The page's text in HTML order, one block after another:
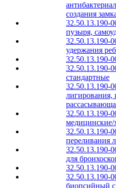
создания
32.50.13.190-
пузыря,
32.50.13.190-
удержания
32.50.13.190-
32.50.13.190-
стандартные
32.50.13.190-
лигирования,
32.50.13.190-
медицинские/
32.50.13.190-
переливания
32.50.13.190-
для
32.50.13.190-
32.50.13.190-
биопсийный